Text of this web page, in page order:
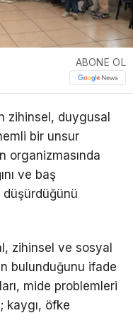
ABONE OL
zihinsel, duygusal
bir unsur
organizmasında
ve baş
zihinsel ve sosyal
bulunduğunu ifade
mide problemleri
kaygı, öfke